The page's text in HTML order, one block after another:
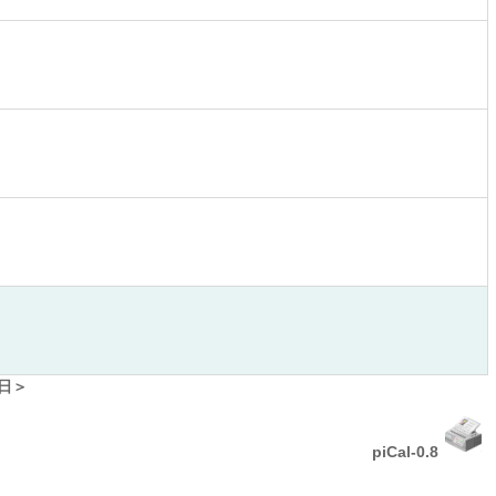
＞
piCal-0.8